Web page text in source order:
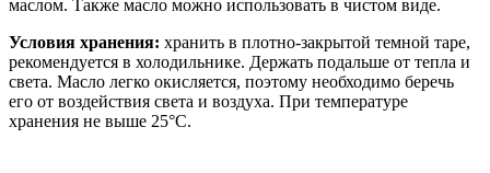
маслом. Также масло можно использовать в чистом виде.
Условия хранения: хранить в плотно-закрытой темной таре,
рекомендуется в холодильнике. Держать подальше от тепла и
света. Масло легко окисляется, поэтому необходимо беречь
его от воздействия света и воздуха. При температуре
хранения не выше 25°С.